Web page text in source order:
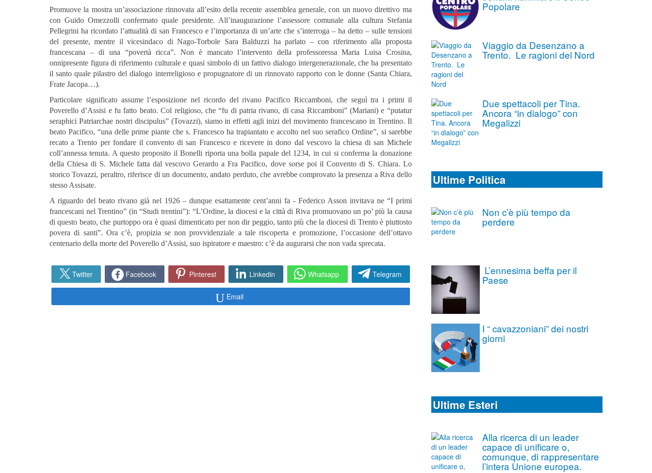
Promuove la mostra un’associazione rinnovata all’esito della recente assemblea generale, con un nuovo direttivo ma
con Guido Omezzolli confermato quale presidente. All’inaugurazione l’assessore comunale alla cultura Stefania
Pellegrini ha ricordato l’attualità di san Francesco e l’importanza di un’arte che s’interroga – ha detto – sulle tensioni
del presente, mentre il vicesindaco di Nago-Torbole Sara Balduzzi ha parlato – con riferimento alla proposta
francescana – di una “povertà ricca”. Non è mancato l’intervento della professoressa Maria Luisa Crosina,
onnipresente figura di riferimento culturale e quasi simbolo di un fattivo dialogo intergenerazionale, che ha presentato
il santo quale pilastro del dialogo interreligioso e propugnatore di un rinnovato rapporto con le donne (Santa Chiara,
Frate Jacopa…).
Particolare significato assume l’esposizione nel ricordo del rivano Pacifico Riccamboni, che seguì tra i primi il
Poverello d’Assisi e fu fatto beato. Col religioso, che “fu di patria rivano, di casa Riccamboni” (Mariani) e “putatur
seraphici Patriarchae nostri discipulus” (Tovazzi), siamo in effetti agli inizi del movimento francescano in Trentino. Il
beato Pacifico, “una delle prime piante che s. Francesco ha trapiantato e accolto nel suo serafico Ordine”, si sarebbe
recato a Trento per fondare il convento di san Francesco e ricevere in dono dal vescovo la chiesa di san Michele
coll’annessa tenuta. A questo proposito il Bonelli riporta una bolla papale del 1234, in cui si conferma la donazione
della Chiesa di S. Michele fatta dal vescovo Gerardo a Fra Pacifico, dove sorse poi il Convento di S. Chiara. Lo
storico Tovazzi, peraltro, riferisce di un documento, andato perduto, che avrebbe comprovato la presenza a Riva dello
stesso Assisate.
A riguardo del beato rivano già nel 1926 – dunque esattamente cent’anni fa - Federico Asson invitava ne “I primi
francescani nel Trentino” (in “Studi trentini”): “L’Ordine, la diocesi e la città di Riva promuovano un po’ più la causa
di questo beato, che purtoppo ora è quasi dimenticato per non dir peggio, tanto più che la diocesi di Trento è piuttosto
povera di santi”. Ora c’è, propizia se non provvidenziale a tale riscoperta e promozione, l’occasione dell’ottavo
centenario della morte del Poverello d’Assisi, suo ispiratore e maestro: c’è da augurarsi che non vada sprecata.
Twitter Facebook Pinterest Linkedin Whatsapp Telegram
Email
Popolare
Viaggio da Desenzano a
Trento. Le ragioni del Nord
Due spettacoli per Tina.
Ancora “in dialogo” con
Megalizzi
Ultime Politica
Non c’è più tempo da
perdere
L’ennesima beffa per il
Paese
I “ cavazzoniani” dei nostri
giorni
Ultime Esteri
Alla ricerca di un leader
capace di unificare o,
comunque, di rappresentare
l’intera Unione europea.